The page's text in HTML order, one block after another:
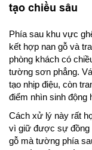
tạo chiều sâu
Phía sau khu vực
kết hợp nan gỗ và
phòng khách có
tường sơn phẳng.
tạo nhịp điệu, còn
điểm nhìn sinh động
Cách xử lý này rất
vì giữ được sự đồng
gỗ mà tường phía